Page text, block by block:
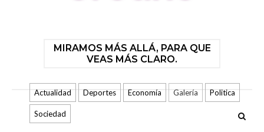
MIRAMOS MÁS ALLÁ, PARA QUE
VEAS MÁS CLARO.
Actualidad Deportes Economía Galería Politica
Sociedad